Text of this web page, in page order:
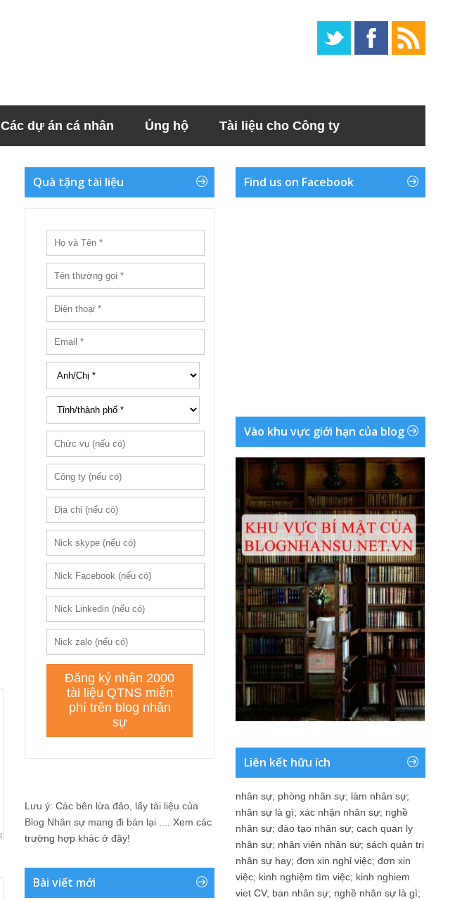
Các dự án cá nhân Ủng hộ Tài liệu cho Công ty
Quà tặng tài liệu
Lưu ý: Các bên lừa đảo, lấy tài liệu của
Blog Nhân sự mang đi bán lại .... Xem các
trường hợp khác ở đây!
Bài viết mới
Find us on Facebook
Vào khu vực giới hạn của blog
Liên kết hữu ích
nhân sự; phòng nhân sự; làm nhân sự;
nhân sự là gì; xác nhận nhân sự; nghề
nhân sự; đào tạo nhân sự; cach quan ly
nhân sự; nhân viên nhân sự; sách quản trị
nhân sự hay; đơn xin nghỉ việc; đơn xin
việc; kinh nghiệm tìm việc; kinh nghiem
viet CV; ban nhân sự; nghề nhân sự là gì;